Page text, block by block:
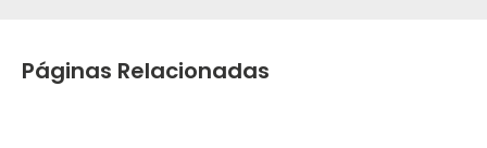
Páginas Relacionadas